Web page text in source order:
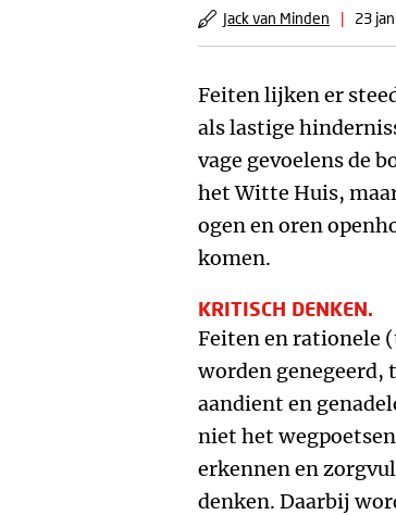
Jack van Minden | 23
Feiten lijken er
als lastige
vage gevoelens de
het Witte Huis,
ogen en oren
komen.
KRITISCH DENKEN.
Feiten en rationele
worden genegeerd,
aandient en
niet het
erkennen en
denken. Daarbij